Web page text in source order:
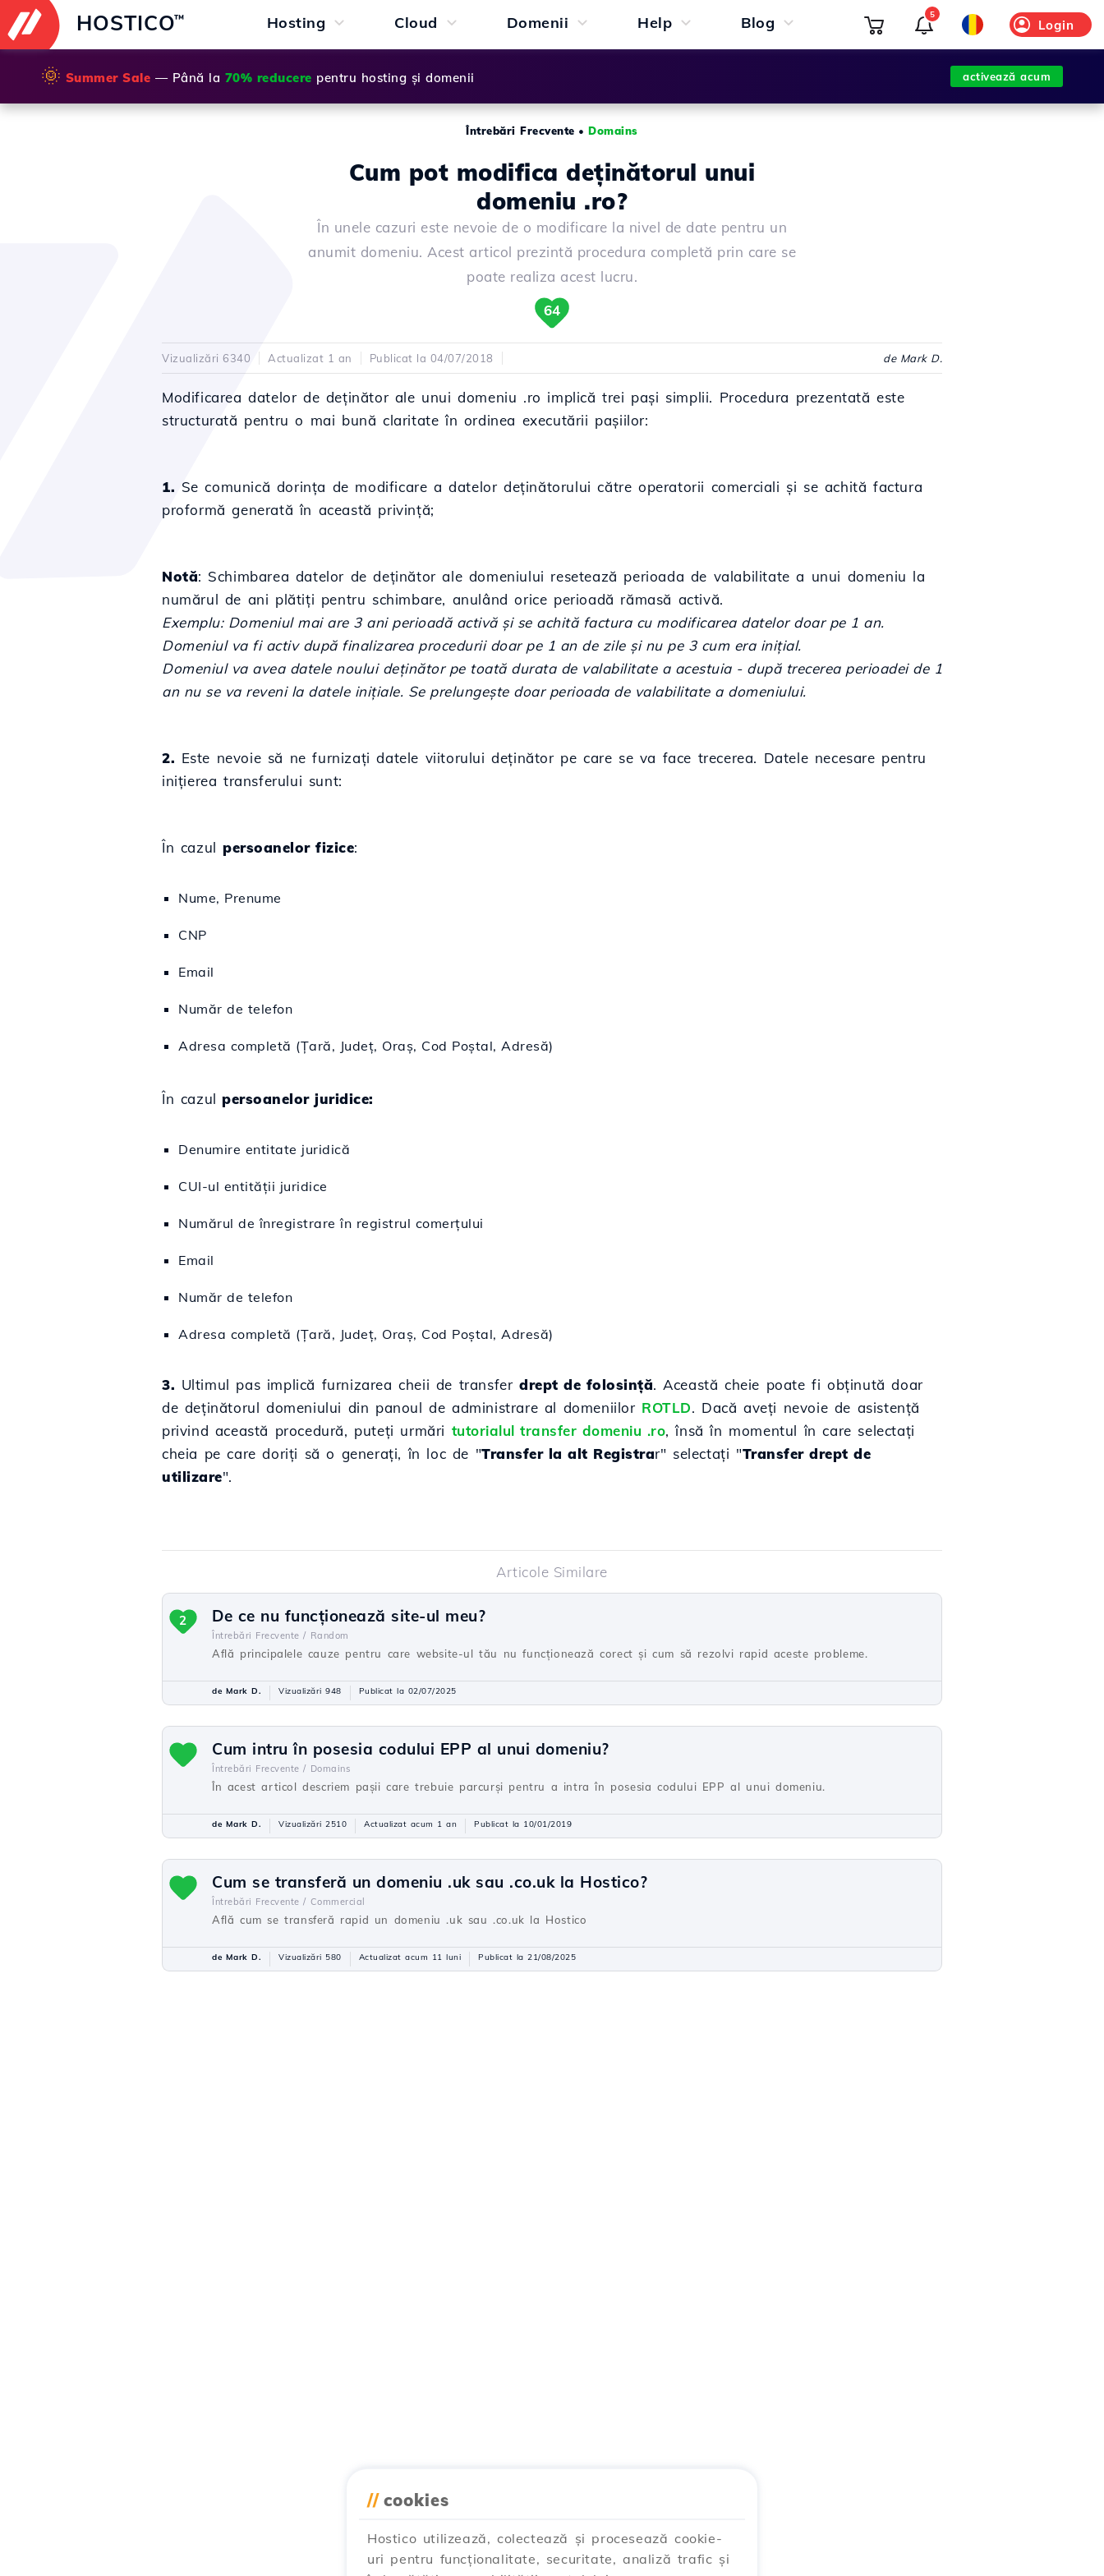
HOSTICO™ Hosting Cloud Domenii Help Blog Login
5
🌞 Summer Sale — Până la 70% reducere pentru hosting și domenii activează acum
Întrebări Frecvente •Domains
Cum pot modifica deținătorul unui
domeniu .ro?
În unele cazuri este nevoie de o modificare la nivel de date pentru un
anumit domeniu. Acest articol prezintă procedura completă prin care se
poate realiza acest lucru.
64
Vizualizări 6340 Actualizat 1 an Publicat la 04/07/2018 de Mark D.
Modificarea datelor de deținător ale unui domeniu .ro implică trei pași simplii. Procedura prezentată este
structurată pentru o mai bună claritate în ordinea executării pașiilor:
1. Se comunică dorința de modificare a datelor deținătorului către operatorii comerciali și se achită factura
proformă generată în această privință;
Notă: Schimbarea datelor de deținător ale domeniului resetează perioada de valabilitate a unui domeniu la
numărul de ani plătiți pentru schimbare, anulând orice perioadă rămasă activă.
Exemplu: Domeniul mai are 3 ani perioadă activă și se achită factura cu modificarea datelor doar pe 1 an.
Domeniul va fi activ după finalizarea procedurii doar pe 1 an de zile și nu pe 3 cum era inițial.
Domeniul va avea datele noului deținător pe toată durata de valabilitate a acestuia - după trecerea perioadei de 1
an nu se va reveni la datele inițiale. Se prelungește doar perioada de valabilitate a domeniului.
2. Este nevoie să ne furnizați datele viitorului deținător pe care se va face trecerea. Datele necesare pentru
inițierea transferului sunt:
În cazulpersoanelor fizice:
Nume, Prenume
CNP
Email
Număr de telefon
Adresa completă (Țară, Județ, Oraș, Cod Poștal, Adresă)
În cazul persoanelor juridice:
Denumire entitate juridică
CUI-ul entității juridice
Numărul de înregistrare în registrul comerțului
Email
Număr de telefon
Adresa completă (Țară, Județ, Oraș, Cod Poștal, Adresă)
3. Ultimul pas implică furnizarea cheii de transfer drept de folosință. Această cheie poate fi obținută doar
de deținătorul domeniului din panoul de administrare al domeniilor ROTLD. Dacă aveți nevoie de asistență
privind această procedură, puteți urmări tutorialul transfer domeniu .ro, însă în momentul în care selectați
cheia pe care doriți să o generați, în loc de "Transfer la alt Registrar" selectați "Transfer drept de
utilizare".
Articole Similare
De ce nu funcționează site-ul meu?
Întrebări Frecvente / Random
Află principalele cauze pentru care website-ul tău nu funcționează corect și cum să rezolvi rapid aceste probleme.
2
de Mark D. Vizualizări 948 Publicat la 02/07/2025
Cum intru în posesia codului EPP al unui domeniu?
Întrebări Frecvente / Domains
În acest articol descriem pașii care trebuie parcurși pentru a intra în posesia codului EPP al unui domeniu.
de Mark D. Vizualizări 2510 Actualizat acum 1 an Publicat la 10/01/2019
Cum se transferă un domeniu .uk sau .co.uk la Hostico?
Întrebări Frecvente / Commercial
Află cum se transferă rapid un domeniu .uk sau .co.uk la Hostico
de Mark D. Vizualizări 580 Actualizat acum 11 luni Publicat la 21/08/2025
// cookies
Hostico utilizează, colectează și procesează cookie-
uri pentru funcționalitate, securitate, analiză trafic și